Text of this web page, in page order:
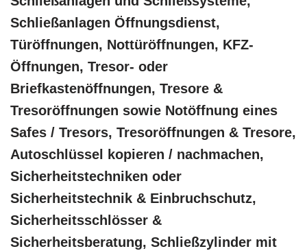
Schließanlagen Öffnungsdienst,
Türöffnungen, Nottüröffnungen, KFZ-
Öffnungen, Tresor- oder
Briefkastenöffnungen, Tresore &
Tresoröffnungen sowie Notöffnung eines
Safes / Tresors, Tresoröffnungen & Tresore,
Autoschlüssel kopieren / nachmachen,
Sicherheitstechniken oder
Sicherheitstechnik & Einbruchschutz,
Sicherheitsschlösser &
Sicherheitsberatung, Schließzylinder mit